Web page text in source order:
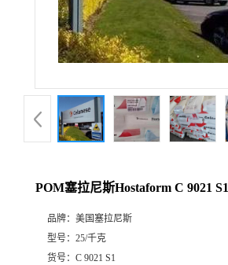
POM塞拉尼斯Hostaform C 9021 S1
品牌： 美国塞拉尼斯
型号： 25/千克
货号： C 9021 S1